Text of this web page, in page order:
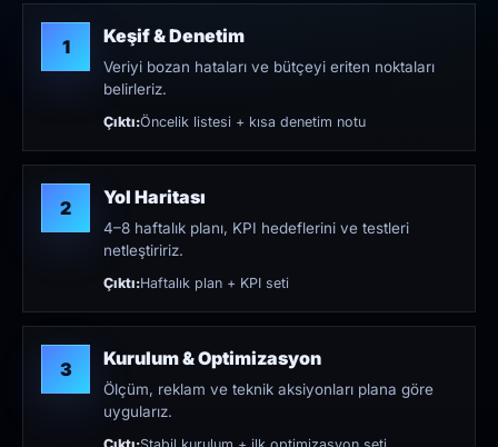
1 Keşif & Denetim
Veriyi bozan hataları ve bütçeyi eriten noktaları
belirleriz.
Çıktı:Öncelik listesi + kısa denetim notu
2 Yol Haritası
4–8 haftalık planı, KPI hedeflerini ve testleri
netleştiririz.
Çıktı:Haftalık plan + KPI seti
3 Kurulum & Optimizasyon
Ölçüm, reklam ve teknik aksiyonları plana göre
uygularız.